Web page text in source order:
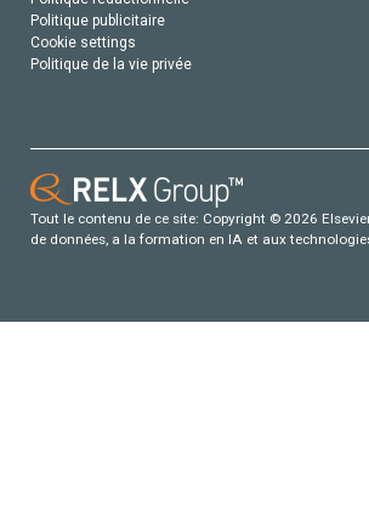
Politique publicitaire
Cookie settings
Politique de la vie privée
Tout le contenu de ce site: Copyright © 2026
de données, a la formation en IA et aux